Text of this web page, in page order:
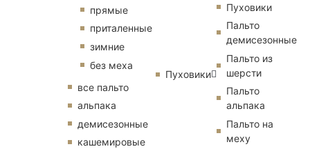
прямые
приталенные
зимние
без меха
все пальто
альпака
демисезонные
кашемировые
Пуховики
Пуховики
Пальто
демисезонные
Пальто из
шерсти
Пальто
альпака
Пальто на
меху